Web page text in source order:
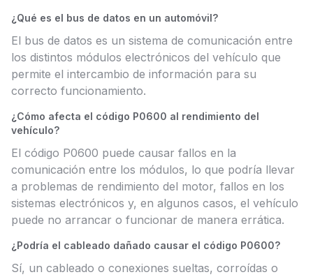
¿Qué es el bus de datos en un automóvil?
El bus de datos es un sistema de comunicación entre
los distintos módulos electrónicos del vehículo que
permite el intercambio de información para su
correcto funcionamiento.
¿Cómo afecta el código P0600 al rendimiento del
vehículo?
El código P0600 puede causar fallos en la
comunicación entre los módulos, lo que podría llevar
a problemas de rendimiento del motor, fallos en los
sistemas electrónicos y, en algunos casos, el vehículo
puede no arrancar o funcionar de manera errática.
¿Podría el cableado dañado causar el código P0600?
Sí, un cableado o conexiones sueltas, corroídas o